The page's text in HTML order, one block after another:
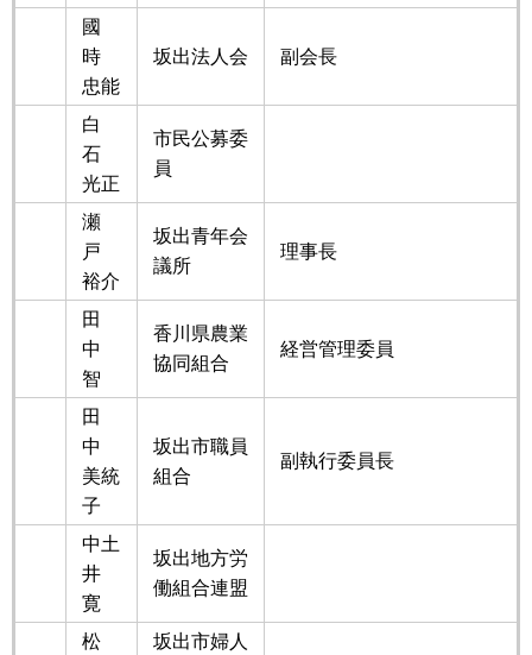
國
時
忠能
坂出法人会 副会長
白
石
光正
市民公募委
員
瀬
戸
裕介
坂出青年会
議所
理事長
田
中
智
香川県農業
協同組合
経営管理委員
田
中
美統
子
坂出市職員
組合
副執行委員長
中土
井
寛
坂出地方労
働組合連盟
松
坂出市婦人